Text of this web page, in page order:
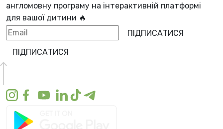
англомовну програму на інтерактивній платформі
для вашої дитини 🔥
ПІДПИСАТИСЯ
ПІДПИСАТИСЯ